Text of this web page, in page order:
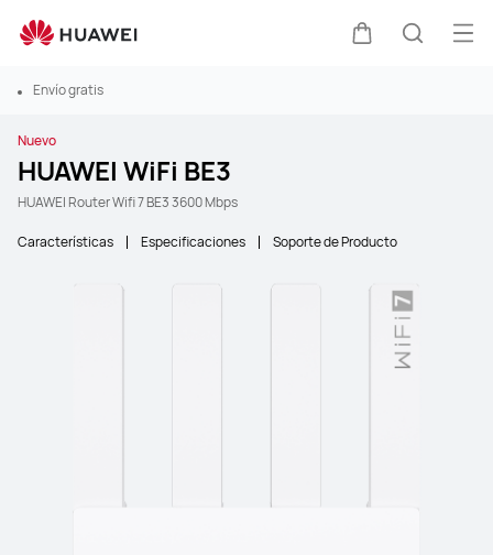
Envío gratis
Nuevo
HUAWEI WiFi BE3
HUAWEI Router Wifi 7 BE3 3600 Mbps
Características Especificaciones Soporte de Producto